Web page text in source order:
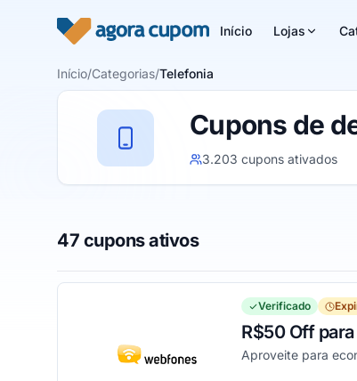
Início Lojas
Início/Categorias/Telefonia
Cupons de
3.203 cupons ativados
47 cupons ativos
Verificado
R$50 Off
Aproveite para